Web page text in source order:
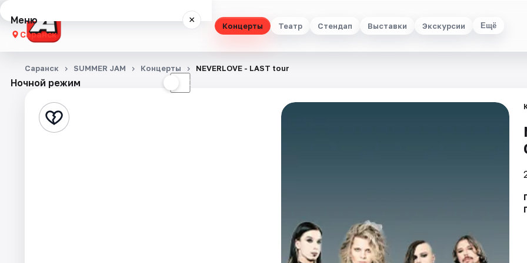
Концерты Театр Стендап Выставки Экскурсии Ещё
Меню ×
Саранск
Концерты
Стендап
Ночной режим ☾
Саранск SUMMER JAM Концерты NEVERLOVE - LAST tour